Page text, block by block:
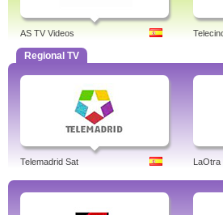
AS TV Videos
Regional TV
Telemadrid Sat LaOtra